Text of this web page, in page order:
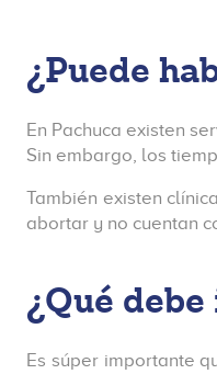
¿Puede
En Pachuca existen
Sin embargo, los
También existen
abortar y no cuentan
¿Qué
Es súper importante